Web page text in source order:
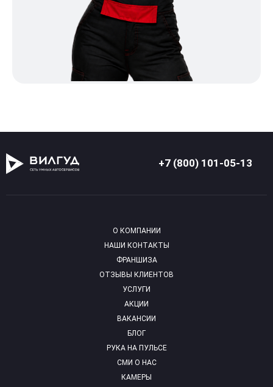
+7 (800) 101-05-13
О КОМПАНИИ
НАШИ КОНТАКТЫ
ФРАНШИЗА
ОТЗЫВЫ КЛИЕНТОВ
УСЛУГИ
АКЦИИ
ВАКАНСИИ
БЛОГ
РУКА НА ПУЛЬСЕ
СМИ О НАС
КАМЕРЫ